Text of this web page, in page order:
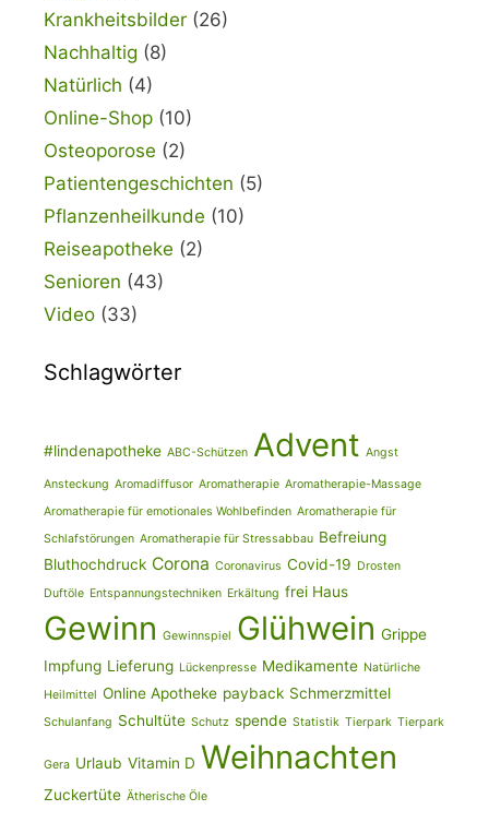
Krankheitsbilder (26)
Nachhaltig (8)
Natürlich (4)
Online-Shop (10)
Osteoporose (2)
Patientengeschichten (5)
Pflanzenheilkunde (10)
Reiseapotheke (2)
Senioren (43)
Video (33)
Schlagwörter
#lindenapotheke ABC-Schützen Advent Angst
Ansteckung Aromadiffusor Aromatherapie Aromatherapie-Massage
Aromatherapie für emotionales Wohlbefinden Aromatherapie für
Schlafstörungen Aromatherapie für Stressabbau Befreiung
Bluthochdruck Corona Coronavirus Covid-19 Drosten
Duftöle Entspannungstechniken Erkältung frei Haus
Gewinn Gewinnspiel Glühwein Grippe
Impfung Lieferung Lückenpresse Medikamente Natürliche
Heilmittel Online Apotheke payback Schmerzmittel
Schulanfang Schultüte Schutz spende Statistik Tierpark Tierpark
Gera Urlaub Vitamin D Weihnachten
Zuckertüte Ätherische Öle